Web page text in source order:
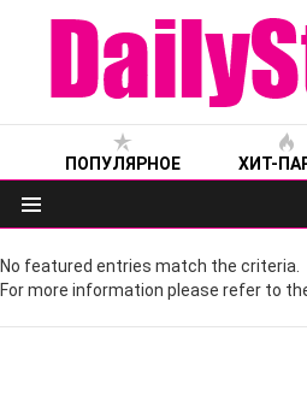
ПОПУЛЯРНОЕ ХИТ-
Меню
No featured entries match the criteria.
For more information please refer to